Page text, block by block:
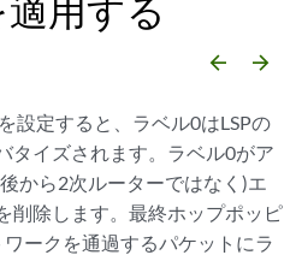
用する
arrow_backward arrow_forward
設定すると、ラベル0はLSPの
タイズされます。ラベル0がア
から2次ルーターではなく)エ
削除します。最終ホップポッピ
ークを通過するパケットにラ